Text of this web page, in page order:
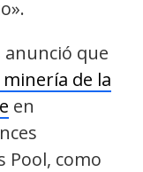
anunció que
de la
en
Pool, como